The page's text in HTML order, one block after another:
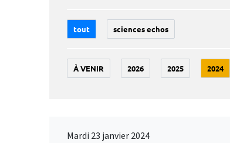
tout sciences echos
À VENIR 2026 2025 2024
Mardi 23 janvier 2024